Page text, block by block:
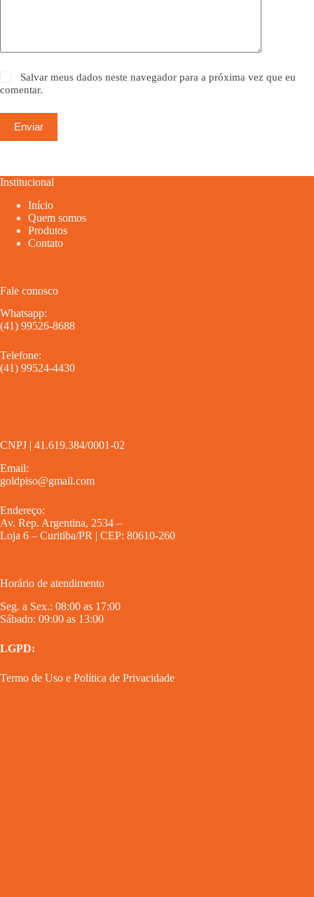
Salvar meus dados neste navegador para a próxima vez que eu
comentar.
Enviar
Institucional
Início
Quem somos
Produtos
Contato
Fale conosco
Whatsapp:
(41) 99526-8688
Telefone:
(41) 99524-4430
CNPJ | 41.619.384/0001-02
Email:
goldpiso@gmail.com
Endereço:
Av. Rep. Argentina, 2534 –
Loja 6 – Curitiba/PR | CEP: 80610-260
Horário de atendimento
Seg. a Sex.: 08:00 as 17:00
Sábado: 09:00 as 13:00
LGPD:
Termo de Uso e Política de Privacidade